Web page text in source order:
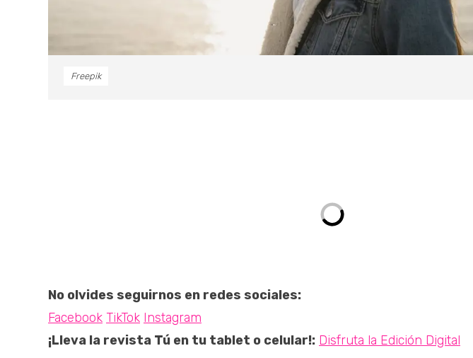
Freepik
No olvides seguirnos en redes sociales:
Facebook TikTok Instagram
¡Lleva la revista Tú en tu tablet o celular!: Disfruta la Edición Digital